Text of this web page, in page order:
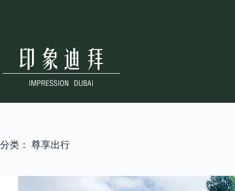
分类： 尊享出行